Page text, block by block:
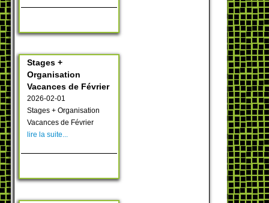
Stages +
Organisation
Vacances de Février
2026-02-01
Stages + Organisation
Vacances de Février
lire la suite...